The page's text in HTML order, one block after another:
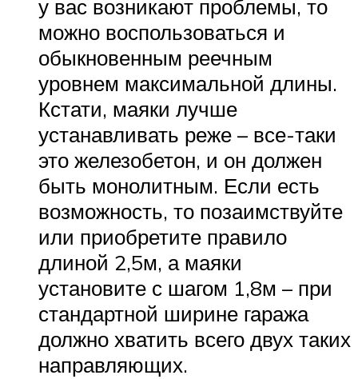
у вас возникают проблемы, то
можно воспользоваться и
обыкновенным реечным
уровнем максимальной длины.
Кстати, маяки лучше
устанавливать реже – все-таки
это железобетон, и он должен
быть монолитным. Если есть
возможность, то позаимствуйте
или приобретите правило
длиной 2,5м, а маяки
установите с шагом 1,8м – при
стандартной ширине гаража
должно хватить всего двух таких
направляющих.